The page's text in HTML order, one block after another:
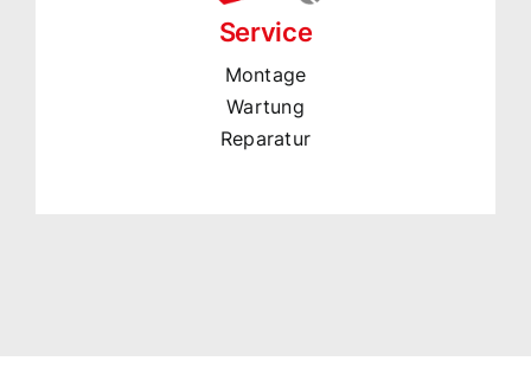
Service
Montage
Wartung
Reparatur